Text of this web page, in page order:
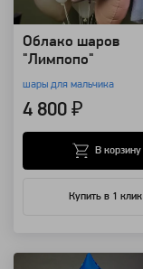
Облако шаров
"Лимпопо"
шары для мальчика
4 800 ₽
Купить в 1 клик
В корзину